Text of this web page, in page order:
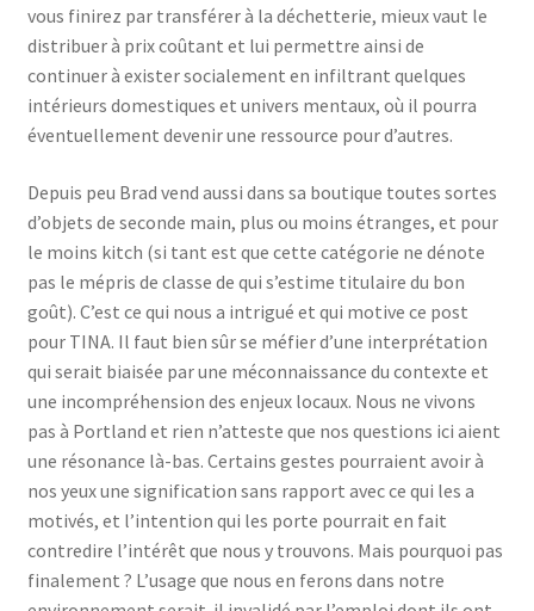
vous finirez par transférer à la déchetterie, mieux vaut le
distribuer à prix coûtant et lui permettre ainsi de
continuer à exister socialement en infiltrant quelques
intérieurs domestiques et univers mentaux, où il pourra
éventuellement devenir une ressource pour d’autres.
Depuis peu Brad vend aussi dans sa boutique toutes sortes
d’objets de seconde main, plus ou moins étranges, et pour
le moins kitch (si tant est que cette catégorie ne dénote
pas le mépris de classe de qui s’estime titulaire du bon
goût). C’est ce qui nous a intrigué et qui motive ce post
pour TINA. Il faut bien sûr se méfier d’une interprétation
qui serait biaisée par une méconnaissance du contexte et
une incompréhension des enjeux locaux. Nous ne vivons
pas à Portland et rien n’atteste que nos questions ici aient
une résonance là-bas. Certains gestes pourraient avoir à
nos yeux une signification sans rapport avec ce qui les a
motivés, et l’intention qui les porte pourrait en fait
contredire l’intérêt que nous y trouvons. Mais pourquoi pas
finalement ? L’usage que nous en ferons dans notre